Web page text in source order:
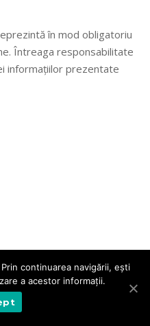
în mod obligatoriu
Întreaga responsabilitate
informațiilor prezentate
continuarea navigării, eşti
a acestor informaţii.